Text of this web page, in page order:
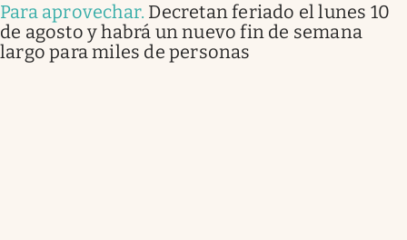
Para aprovechar. Decretan feriado el lunes 10
de agosto y habrá un nuevo fin de semana
largo para miles de personas